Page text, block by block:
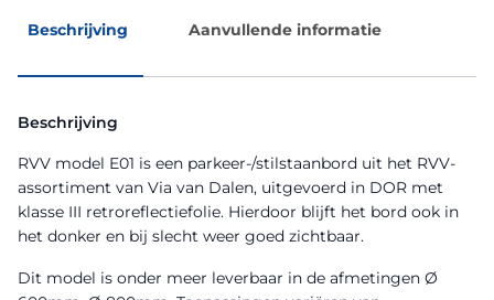
Beschrijving Aanvullende informatie
Beschrijving
RVV model E01 is een parkeer-/stilstaanbord uit het RVV-
assortiment van Via van Dalen, uitgevoerd in DOR met
klasse III retroreflectiefolie. Hierdoor blijft het bord ook in
het donker en bij slecht weer goed zichtbaar.
Dit model is onder meer leverbaar in de afmetingen Ø